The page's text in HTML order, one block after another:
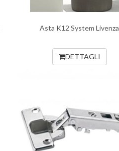
Asta K12 System Livenza
DETTAGLI